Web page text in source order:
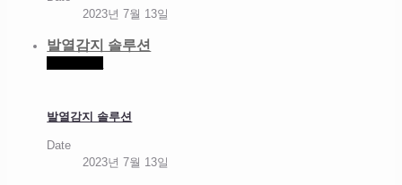
2023년 7월 13일
발열감지 솔루션
발열감지 솔루션
Date
2023년 7월 13일